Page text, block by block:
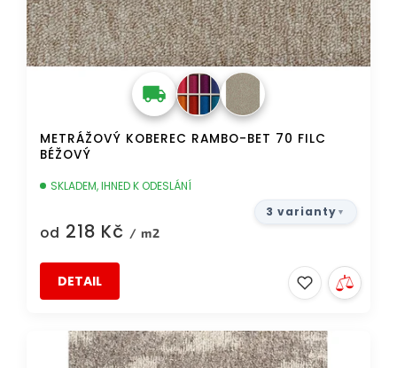
METRÁŽOVÝ KOBEREC RAMBO-BET 70 FILC
BÉŽOVÝ
SKLADEM, IHNED K ODESLÁNÍ
od 218 Kč / m2
DETAIL
3 varianty
DOPRAVA ZDARMA